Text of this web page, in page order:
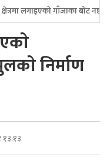
नष्ट जगदुल्लामा
निर्माण
१३:१३